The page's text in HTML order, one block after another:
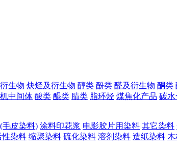
生物 炔烃及衍生物 醇类 酚类 醛及衍生物 酮类
中间体 酸类 醌类 腈类 脂环烃 煤焦化产品 碳水
毛皮染料) 涂料印花浆 电影胶片用染料 其它染料
性染料 缩聚染料 硫化染料 溶剂染料 造纸染料